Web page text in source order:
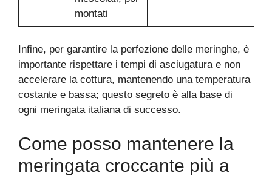
montati
Infine, per garantire la perfezione delle meringhe, è
importante rispettare i tempi di asciugatura e non
accelerare la cottura, mantenendo una temperatura
costante e bassa; questo segreto è alla base di
ogni meringata italiana di successo.
Come posso mantenere la
meringata croccante più a